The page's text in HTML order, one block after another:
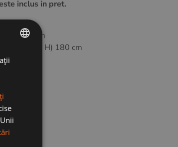
inclus in pret.
( H) 260cm
(l) 130 x ( H) 180 cm